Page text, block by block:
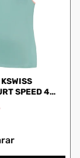
SPEED 4